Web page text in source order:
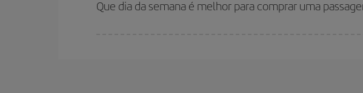
Que dia da semana é melhor para comprar uma